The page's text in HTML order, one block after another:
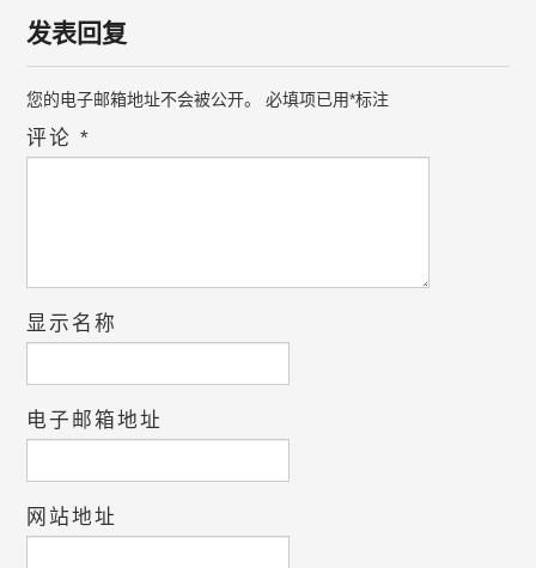
发表回复
您的电子邮箱地址不会被公开。 必填项已用*标注
评论*
显示名称
电子邮箱地址
网站地址